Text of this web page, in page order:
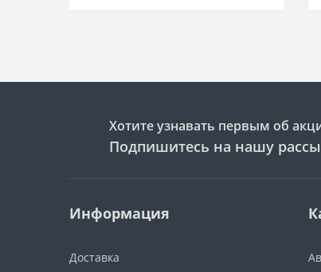
Хотите узнавать первым об
Подпишитесь на нашу
Информация
Доставка